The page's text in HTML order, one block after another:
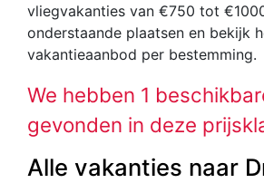
vliegvakanties van €750 tot
onderstaande plaatsen en bekijk
vakantieaanbod per bestemming.
We hebben 1
gevonden in deze
Alle vakanties naar